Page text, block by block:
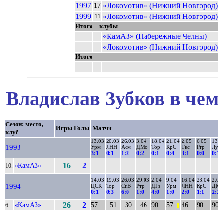
1997 17 «Локомотив» (Нижний Новгород)
1999 11 «Локомотив» (Нижний Новгород)
Итого – клубы
«КамАЗ» (Набережные Челны)
«Локомотив» (Нижний Новгород)
Итого
Владислав Зубков в
Сезон: место,
клуб
Игры Голы Матчи
1993
13.03
Урм
3:1
20.03
ЛНН
0:1
26.03
Асм
1:2
3.04
ДМо
0:2
18.04
Тор
0:1
21.04
КрС
0:4
2.05
Ткс
3:1
6.05
Ртр
0:0
10. «КамАЗ» 16 2
1994
14.03
ЦСК
0:1
19.03
Тор
0:3
26.03
СпВ
6:0
29.03
Ртр
1:0
2.04
ДГз
4:0
9.04
Урм
1:0
16.04
ЛНН
2:0
28.04
КрС
1:1
6. «КамАЗ» 26 2 57.. ..51 ..30 ..46 90 57.. 46.. 90 90